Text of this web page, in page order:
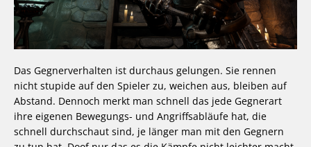
Das Gegnerverhalten ist durchaus gelungen. Sie rennen
nicht stupide auf den Spieler zu, weichen aus, bleiben auf
Abstand. Dennoch merkt man schnell das jede Gegnerart
ihre eigenen Bewegungs- und Angriffsabläufe hat, die
schnell durchschaut sind, je länger man mit den Gegnern